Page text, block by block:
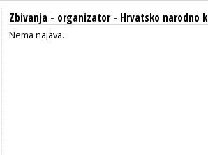
Zbivanja - organizator - Hrvatsko narodno
Nema najava.